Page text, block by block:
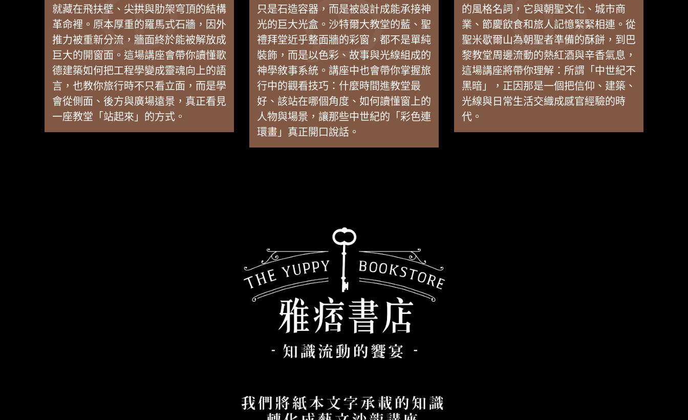
就藏在飛扶壁、尖拱與肋架穹頂的結構
革命裡。原本厚重的羅馬式石牆，因外
推力被重新分流，牆面終於能被解放成
巨大的開窗面。這場講座會帶你讀懂歌
德建築如何把工程學變成靈魂向上的語
言，也教你旅行時不只看立面，而是學
會從側面、後方與廣場遠景，真正看見
一座教堂「站起來」的方式。
只是石造容器，而是被設計成能承接神
光的巨大光盒。沙特爾大教堂的藍、聖
禮拜堂近乎整面牆的彩窗，都不是單純
裝飾，而是以色彩、故事與光線組成的
神學敘事系統。講座中也會帶你掌握旅
行中的觀看技巧：什麼時間進教堂最
好、該站在哪個角度、如何讀懂窗上的
人物與場景，讓那些中世紀的「彩色連
環畫」真正開口說話。
的風格名詞，它與朝聖文化、城市商
業、節慶飲食和旅人記憶緊緊相連。從
聖米歇爾山為朝聖者準備的酥餅，到巴
黎教堂周邊流動的熱紅酒與辛香氣息，
這場講座將帶你理解：所謂「中世紀不
黑暗」，正因那是一個把信仰、建築、
光線與日常生活交織成感官經驗的時
代。